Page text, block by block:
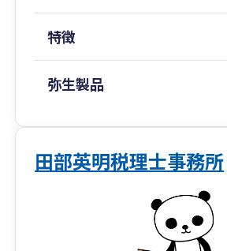
「相談するたびに説明し直すの
「担当者が変わって話が通じない」
ポートいたします。
特徴
弥生製品
田部英明税理士事務所